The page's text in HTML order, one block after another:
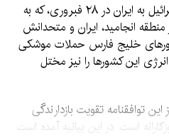
از زمان حمله ایالات متحده و اسرائیل به ایران در ۲۸ فبروری، که به
انجامید، ایران و متحدانش
خلیج فارس حملات موشکی
این کشورها را نیز مختل
توافقنامه تقویت بازدارندگی
است. در این بیانیه آمده است